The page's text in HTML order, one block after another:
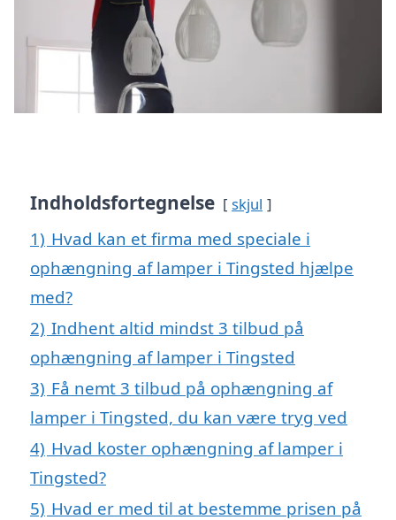
Indholdsfortegnelse skjul
1) Hvad kan et firma med speciale i
ophængning af lamper i Tingsted hjælpe
med?
2) Indhent altid mindst 3 tilbud på
ophængning af lamper i Tingsted
3) Få nemt 3 tilbud på ophængning af
lamper i Tingsted, du kan være tryg ved
4) Hvad koster ophængning af lamper i
Tingsted?
5) Hvad er med til at bestemme prisen på